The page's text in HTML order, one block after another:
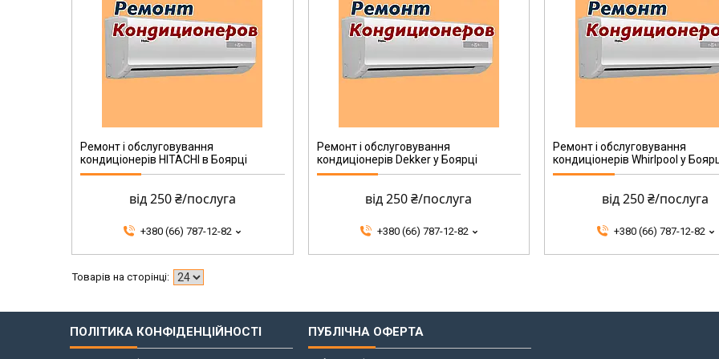
Ремонт і обслуговування
кондиціонерів HITACHI в Боярці
від 250 ₴/послуга
+380 (66) 787-12-82
Ремонт і обслуговування
кондиціонерів Dekker у Боярці
від 250 ₴/послуга
+380 (66) 787-12-82
Ремонт і обслуговування
кондиціонерів Whirlpool у
від 250 ₴/послуга
+380 (66) 787-12-82
ПОЛІТИКА КОНФІДЕНЦІЙНОСТІ ПУБЛІЧНА ОФЕРТА